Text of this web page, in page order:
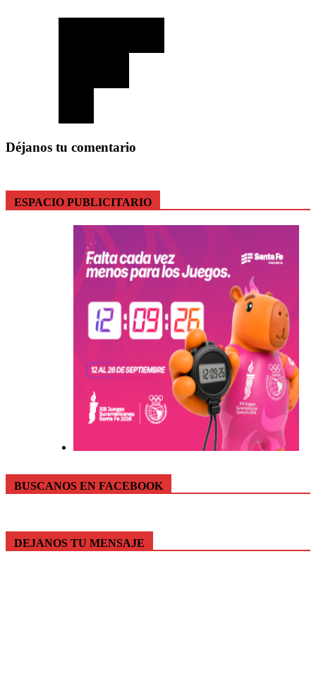
Déjanos tu comentario
ESPACIO PUBLICITARIO
BUSCANOS EN FACEBOOK
DEJANOS TU MENSAJE